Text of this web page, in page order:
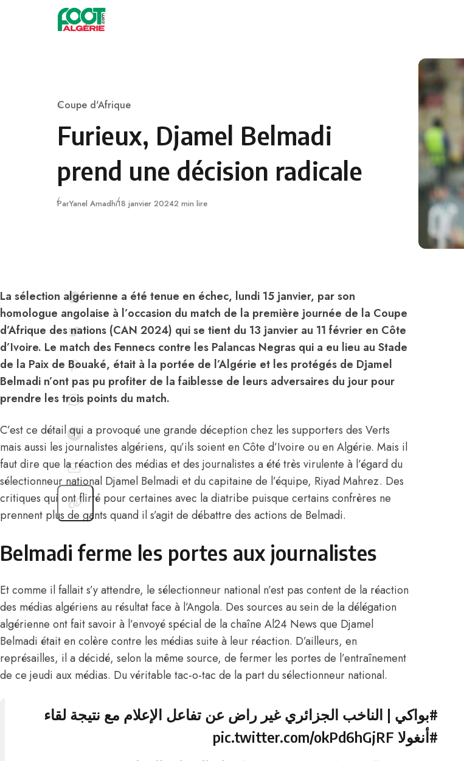
Skip to content
Category
Coupe d'Afrique
Furieux, Djamel Belmadi
prend une décision radicale
ParYanel AmadhiPublié
18 janvier 20242 min lire
La sélection algérienne a été tenue en échec, lundi 15 janvier, par son
homologue angolaise à l’occasion du match de la première journée de la Coupe
d’Afrique des nations (CAN 2024) qui se tient du 13 janvier au 11 février en Côte
d’Ivoire. Le match des Fennecs contre les Palancas Negras qui a eu lieu au Stade
de la Paix de Bouaké, était à la portée de l’Algérie et les protégés de Djamel
Belmadi n’ont pas pu profiter de la faiblesse de leurs adversaires du jour pour
prendre les trois points du match.
C’est ce détail qui a provoqué une grande déception chez les supporters des Verts
mais aussi les journalistes algériens, qu’ils soient en Côte d’Ivoire ou en Algérie. Mais il
faut dire que la réaction des médias et des journalistes a été très virulente à l’égard du
sélectionneur national Djamel Belmadi et du capitaine de l’équipe, Riyad Mahrez. Des
critiques qui ont flirté pour certaines avec la diatribe puisque certains confrères ne
prennent plus de gants quand il s’agit de débattre des actions de Belmadi.
Belmadi ferme les portes aux journalistes
Et comme il fallait s’y attendre, le sélectionneur national n’est pas content de la réaction
des médias algériens au résultat face à l’Angola. Des sources au sein de la délégation
algérienne ont fait savoir à l’envoyé spécial de la chaîne Al24 News que Djamel
Belmadi était en colère contre les médias suite à leur réaction. D’ailleurs, en
représailles, il a décidé, selon la même source, de fermer les portes de l’entraînement
de ce jeudi aux médias. Du véritable tac-o-tac de la part du sélectionneur national.
#بواكي | الناخب الجزائري غير راض عن تفاعل الإعلام مع نتيجة لقاء
#أنغولا pic.twitter.com/okPd6hGjRF